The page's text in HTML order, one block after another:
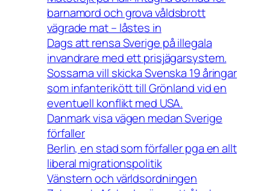
barnamord och grova våldsbrott
vägrade mat – låstes in
Dags att rensa Sverige på illegala
invandrare med ett prisjägarsystem.
Sossarna vill skicka Svenska 19 åringar
som infanterikött till Grönland vid en
eventuell konflikt med USA.
Danmark visa vägen medan Sverige
förfaller
Berlin, en stad som förfaller pga en allt
liberal migrationspolitik
Vänstern och världsordningen